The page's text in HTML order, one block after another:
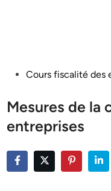
PostedCours fiscalité des
Mesures de la
entreprises